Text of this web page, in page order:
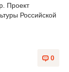
Проект
Российской
0